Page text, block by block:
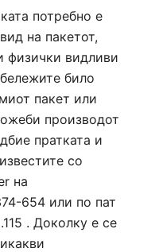
потребно е
на пакетот,
физички видливи
било
пакет или
производот
пратката и
со
на
654 или по пат
. Доколку е се